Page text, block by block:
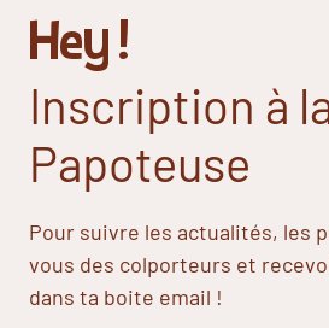
Hey !
Inscription à
Papoteuse
Pour suivre les actualités, les
vous des colporteurs et
dans ta boite email !